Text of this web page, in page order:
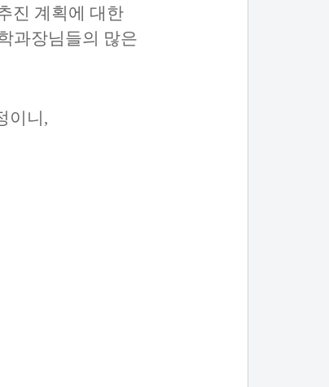
진 계획에 대한
과장님들의 많은
이니,